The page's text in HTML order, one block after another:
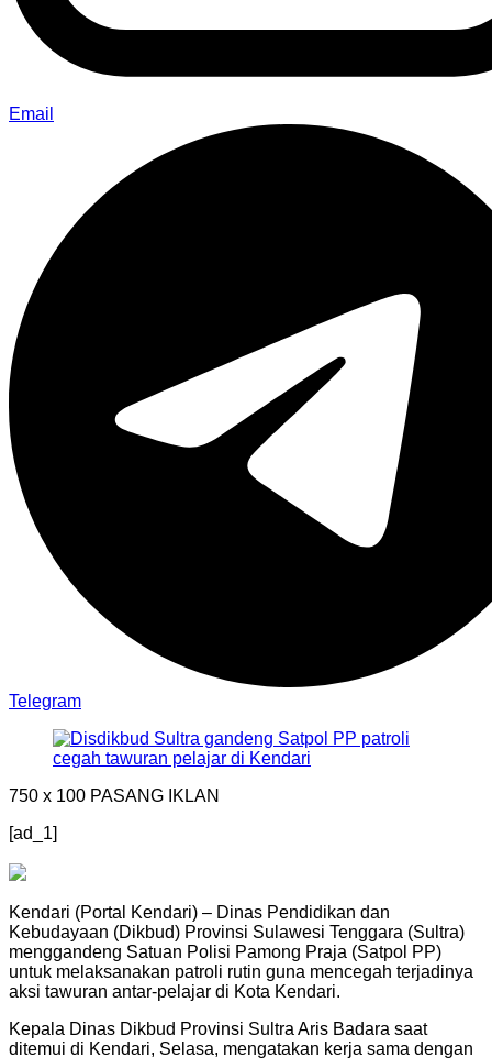
Email
Telegram
750 x 100 PASANG IKLAN
[ad_1]
Kendari (Portal Kendari) – Dinas Pendidikan dan
Kebudayaan (Dikbud) Provinsi Sulawesi Tenggara (Sultra)
menggandeng Satuan Polisi Pamong Praja (Satpol PP)
untuk melaksanakan patroli rutin guna mencegah terjadinya
aksi tawuran antar-pelajar di Kota Kendari.
Kepala Dinas Dikbud Provinsi Sultra Aris Badara saat
ditemui di Kendari, Selasa, mengatakan kerja sama dengan